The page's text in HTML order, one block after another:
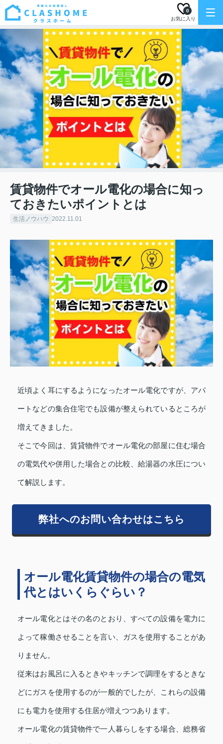
お気に入り
0
賃貸物件でオール電化の場合に知っ
ておきたいポイントとは
生活ノウハウ 2022.11.01
近頃よく耳にするようになったオール電化ですが、アパ
ートなどの集合住宅でも設備が整えられているところが
増えてきました。
そこで今回は、賃貸物件でオール電化の部屋に住む場合
の電気代や併用した場合との比較、給湯器の水圧につい
て解説します。
弊社へのお問い合わせはこちら
オール電化賃貸物件の場合の電気
代とはいくらぐらい？
オール電化とはその名のとおり、すべての設備を電力に
よって稼働させることを言い、ガスを使用することがあ
りません。
従来はお風呂に入るときやキッチンで調理をするときな
どにガスを使用するのが一般的でしたが、これらの設備
にも電力を使用する住居が増えつつあります。
オール電化の賃貸物件で一人暮らしをする場合、総務省